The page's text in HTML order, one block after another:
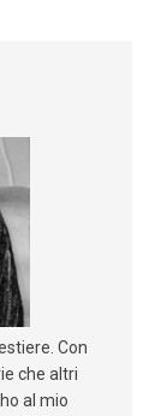
Con
che altri
al mio